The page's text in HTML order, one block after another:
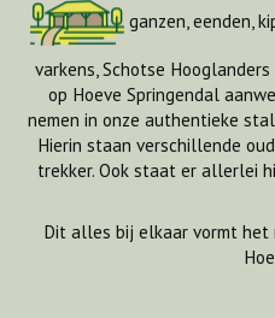
ganzen, eenden,
varkens, Schotse
op Hoeve Springendal
nemen in onze authentieke
Hierin staan verschillende
trekker. Ook staat er allerlei
Dit alles bij elkaar vormt het